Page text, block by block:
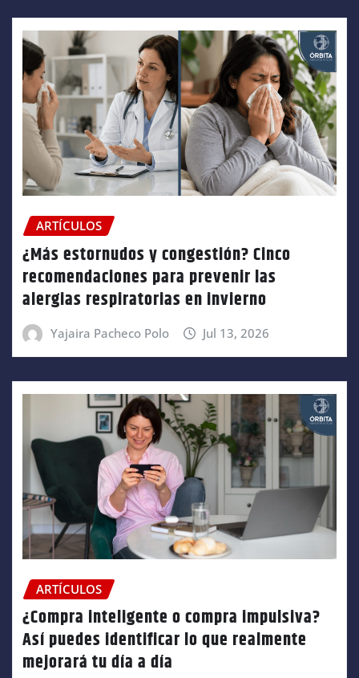
ARTÍCULOS
¿Más estornudos y congestión? Cinco
recomendaciones para prevenir las
alergias respiratorias en invierno
Yajaira Pacheco Polo Jul 13, 2026
ARTÍCULOS
¿Compra inteligente o compra impulsiva?
Así puedes identificar lo que realmente
mejorará tu día a día